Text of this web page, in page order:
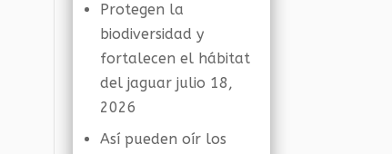
Protegen la
biodiversidad y
fortalecen el hábitat
del jaguar julio 18,
2026
Así pueden oír los